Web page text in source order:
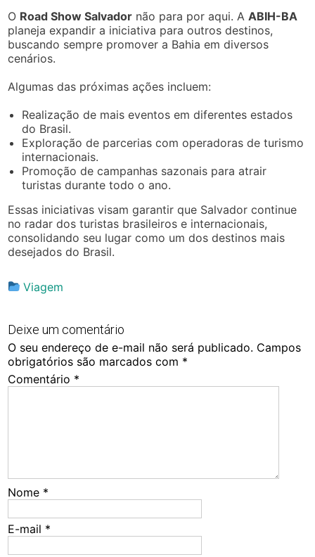
O Road Show Salvador não para por aqui. A ABIH-BA
planeja expandir a iniciativa para outros destinos,
buscando sempre promover a Bahia em diversos
cenários.
Algumas das próximas ações incluem:
Realização de mais eventos em diferentes estados
do Brasil.
Exploração de parcerias com operadoras de turismo
internacionais.
Promoção de campanhas sazonais para atrair
turistas durante todo o ano.
Essas iniciativas visam garantir que Salvador continue
no radar dos turistas brasileiros e internacionais,
consolidando seu lugar como um dos destinos mais
desejados do Brasil.
Viagem
Deixe um comentário
O seu endereço de e-mail não será publicado. Campos
obrigatórios são marcados com *
Comentário *
Nome *
E-mail *